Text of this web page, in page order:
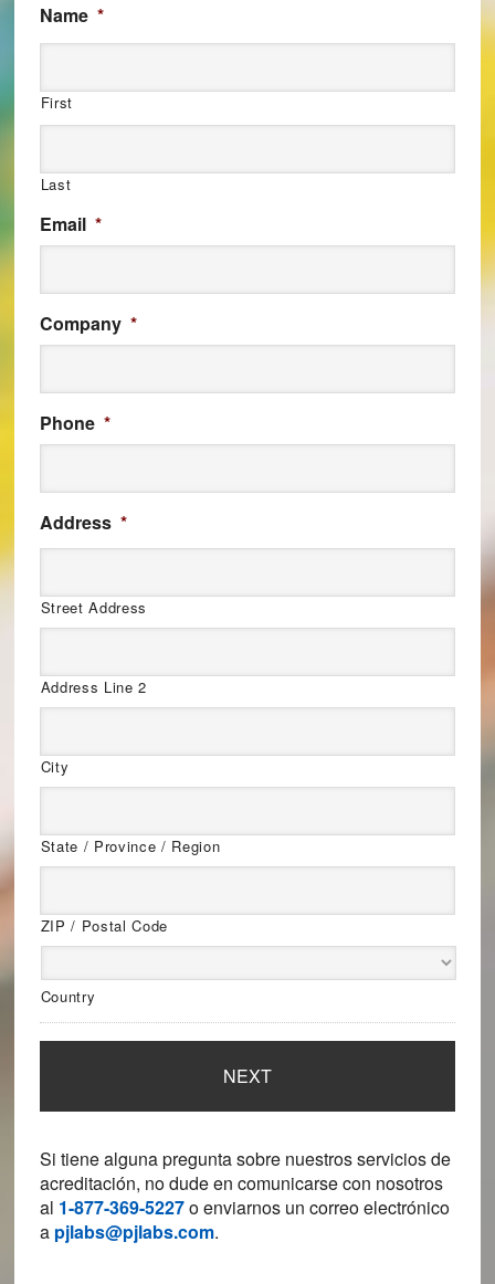
Name *
First
Last
Email *
Company *
Phone *
Address *
Street Address
Address Line 2
City
State / Province / Region
ZIP / Postal Code
Country
Si tiene alguna pregunta sobre nuestros servicios de
acreditación, no dude en comunicarse con nosotros
al 1-877-369-5227o enviarnos un correo electrónico
a pjlabs@pjlabs.com.